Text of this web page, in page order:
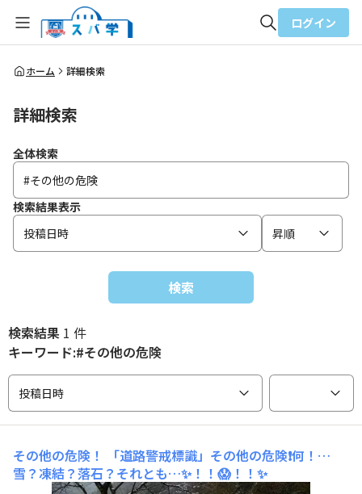
全体検索
ログイン
ホーム 詳細検索
詳細検索
全体検索
検索結果表示
投稿日時
昇順
検索
検索結果 1 件
キーワード:#その他の危険
投稿日時
その他の危険！
「道路警戒標識」その他の危険❗️何！…
雪？凍結？落石？それとも…✨！！😱！！✨